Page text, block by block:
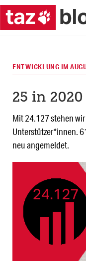
ENTWICKLUNG IM
25 in 2020
Mit 24.127 stehen
Unterstützer*innen.
neu angemeldet.